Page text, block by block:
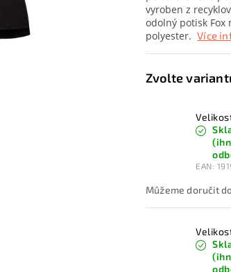
vyroben z
odolný potisk Fox
polyester. Více
EAN: